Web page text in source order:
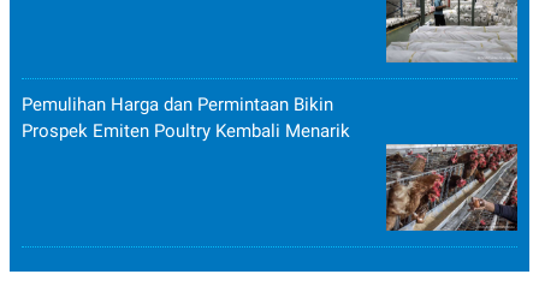
Pemulihan Harga dan Permintaan Bikin
Prospek Emiten Poultry Kembali Menarik